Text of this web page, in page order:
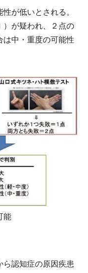
が低いとされる。
）が疑われ、２点の
は中・重度の可能性
能
認知症の原因疾患